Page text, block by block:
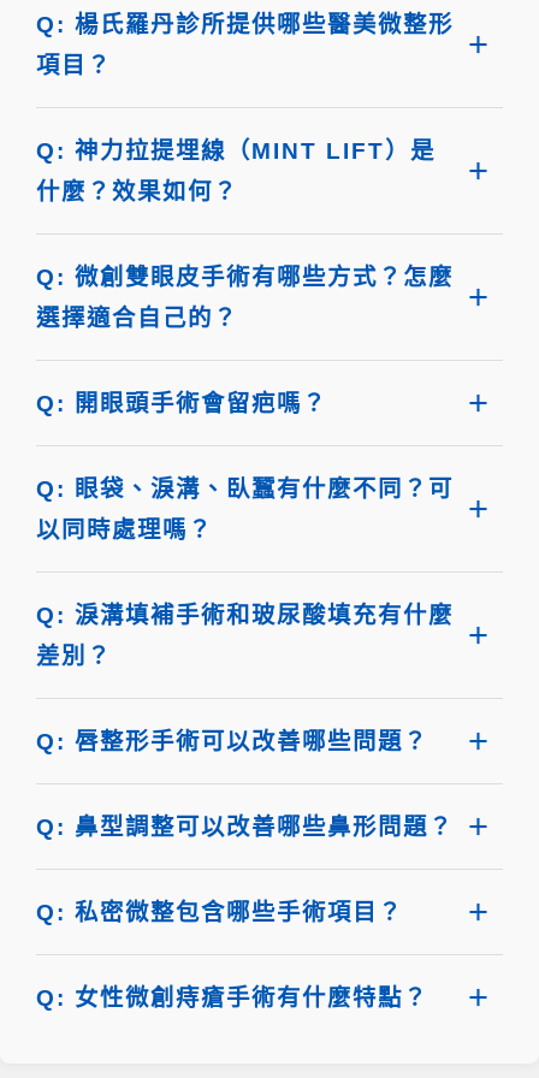
Q: 楊氏羅丹診所提供哪些醫美微整形
項目？
Q: 神力拉提埋線（MINT LIFT）是
什麼？效果如何？
Q: 微創雙眼皮手術有哪些方式？怎麼
選擇適合自己的？
Q: 開眼頭手術會留疤嗎？
Q: 眼袋、淚溝、臥蠶有什麼不同？可
以同時處理嗎？
Q: 淚溝填補手術和玻尿酸填充有什麼
差別？
Q: 唇整形手術可以改善哪些問題？
Q: 鼻型調整可以改善哪些鼻形問題？
Q: 私密微整包含哪些手術項目？
Q: 女性微創痔瘡手術有什麼特點？